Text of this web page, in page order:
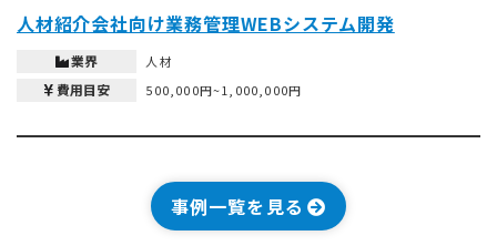
人材紹介会社向け業務管理WEBシステム開発
業界 人材
費用目安 500,000円~1,000,000円
事例一覧を見る